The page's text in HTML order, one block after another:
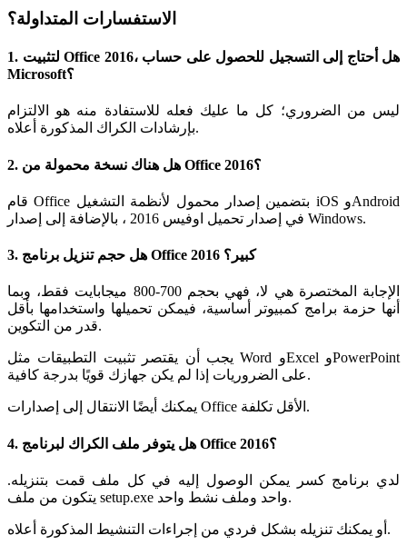
الاستفسارات المتداولة؟
1. لتثبيت Office 2016، هل أحتاج إلى التسجيل للحصول على حساب
Microsoft؟
ليس من الضروري؛ كل ما عليك فعله للاستفادة منه هو الالتزام
بإرشادات الكراك المذكورة أعلاه.
2. هل هناك نسخة محمولة من Office 2016؟
قام Office بتضمين إصدار محمول لأنظمة التشغيل iOS وAndroid
في إصدار تحميل اوفيس 2016 ، بالإضافة إلى إصدار Windows.
3. هل حجم تنزيل برنامج Office 2016 كبير؟
الإجابة المختصرة هي لا، فهي بحجم 700-800 ميجابايت فقط، وبما
أنها حزمة برامج كمبيوتر أساسية، فيمكن تحميلها واستخدامها بأقل
قدر من التكوين.
يجب أن يقتصر تثبيت التطبيقات مثل Word وExcel وPowerPoint
على الضروريات إذا لم يكن جهازك قويًا بدرجة كافية.
يمكنك أيضًا الانتقال إلى إصدارات Office الأقل تكلفة.
4. هل يتوفر ملف الكراك لبرنامج Office 2016؟
لدي برنامج كسر يمكن الوصول إليه في كل ملف قمت بتنزيله.
يتكون من ملف setup.exe واحد وملف نشط واحد.
أو يمكنك تنزيله بشكل فردي من إجراءات التنشيط المذكورة أعلاه.